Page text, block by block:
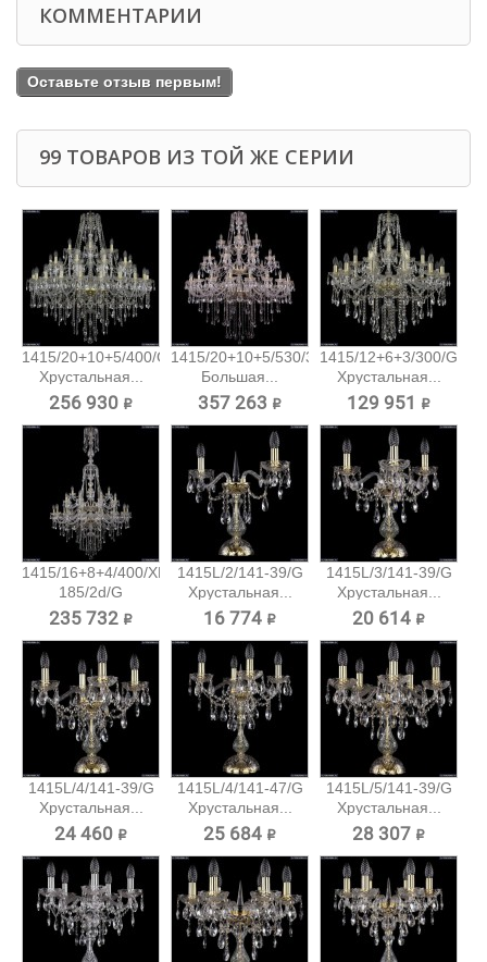
КОММЕНТАРИИ
Оставьте отзыв первым!
99 ТОВАРОВ ИЗ ТОЙ ЖЕ СЕРИИ
1415/20+10+5/400/G
Хрустальная...
256 930 ₽
1415/20+10+5/530/3d/G
Большая...
357 263 ₽
1415/12+6+3/300/G
Хрустальная...
129 951 ₽
1415/16+8+4/400/XL-
185/2d/G
Большая...
235 732 ₽
1415L/2/141-39/G
Хрустальная...
16 774 ₽
1415L/3/141-39/G
Хрустальная...
20 614 ₽
1415L/4/141-39/G
Хрустальная...
24 460 ₽
1415L/4/141-47/G
Хрустальная...
25 684 ₽
1415L/5/141-39/G
Хрустальная...
28 307 ₽